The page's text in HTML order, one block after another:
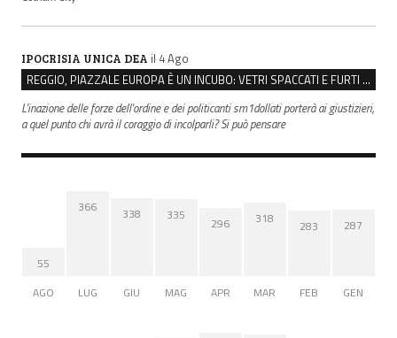
IPOCRISIA UNICA DEA il 4 Ago
REGGIO, PIAZZALE EUROPA È UN INCUBO: VETRI SPACCATI E FURTI SULLE AUTO IN SOSTA
L'inazione delle forze dell'ordine e dei politicanti sm1dollati porterà ai giustizieri,
a quel punto chi avrà il coraggio di incolparli? Si può pensare
55
AGO
366
LUG
338
GIU
335
MAG
296
APR
318
MAR
283
FEB
287
GEN